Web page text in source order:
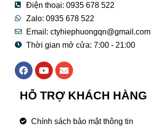
Điện thoại: 0935 678 522
Zalo: 0935 678 522
Email: ctyhiephuongqn@gmail.com
Thời gian mở cửa: 7:00 - 21:00
F
a
e
b
o
Y
o
t
u
e
E
n
e
l
p
HỖ TRỢ KHÁCH HÀNG
Chính sách bảo mật thông tin